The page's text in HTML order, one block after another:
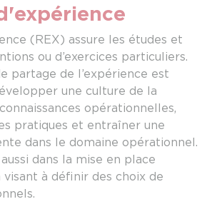
(REX) assure les études et
ou d’exercices particuliers.
partage de l’expérience est
une culture de la
opérationnelles,
pratiques et entraîner une
dans le domaine opérationnel.
dans la mise en place
visant à définir des choix de